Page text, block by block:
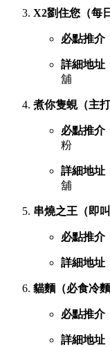
X2劉住您（每
必點推介
詳細地址
舖
煮你隻蜆（主
必點推介
粉
詳細地址
舖
串燒之王（即
必點推介
詳細地址
貓麵（必食冷
必點推介
詳細地址